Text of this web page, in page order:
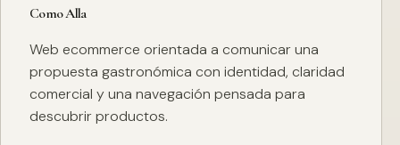
Como Alla
Web ecommerce orientada a comunicar una
propuesta gastronómica con identidad, claridad
comercial y una navegación pensada para
descubrir productos.